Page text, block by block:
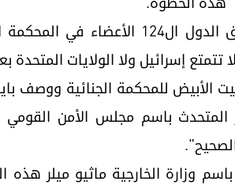
ويقع على عاتق الدول ال124
تتمتع إسرائيل ولا الولايات
الأبيض للمحكمة الجنائية ووصف
باسم مجلس الأمن القومي
وزارة الخارجية ماثيو ميلر